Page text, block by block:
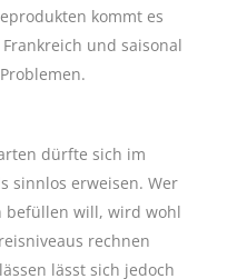
kommt es
und saisonal
dürfte sich im
sinnlos erweisen. Wer
befüllen will, wird wohl
rechnen
lässt sich jedoch